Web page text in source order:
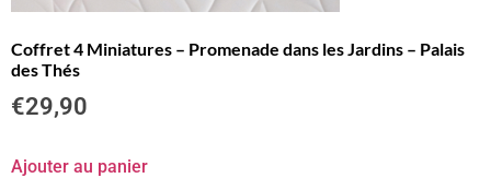
Coffret 4 Miniatures – Promenade dans les Jardins – Palais
des Thés
€29,90
Ajouter au panier